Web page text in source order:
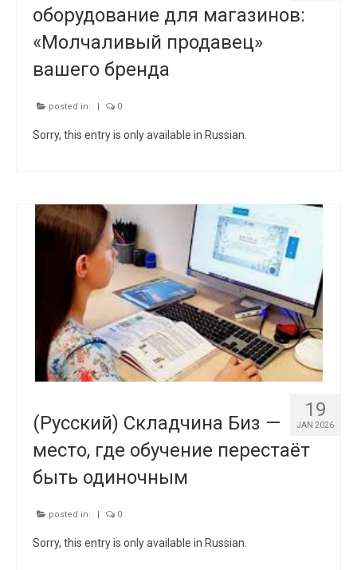
оборудование для магазинов:
«Молчаливый продавец»
вашего бренда
posted in: | 0
Sorry, this entry is only available in Russian.
19
JAN 2026
(Русский) Складчина Биз —
место, где обучение перестаёт
быть одиночным
posted in: | 0
Sorry, this entry is only available in Russian.